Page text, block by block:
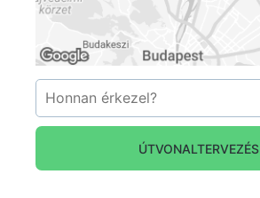
ÚTVONALTERVEZÉS